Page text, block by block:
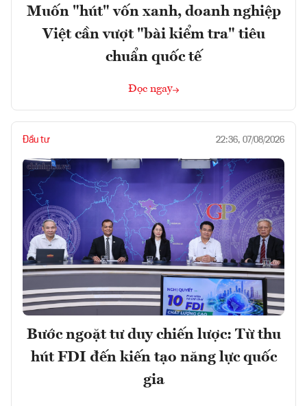
Muốn "hút" vốn xanh, doanh nghiệp
Việt cần vượt "bài kiểm tra" tiêu
chuẩn quốc tế
Đọc ngay
Đầu tư 22:36, 07/08/2026
Bước ngoặt tư duy chiến lược: Từ thu
hút FDI đến kiến tạo năng lực quốc
gia